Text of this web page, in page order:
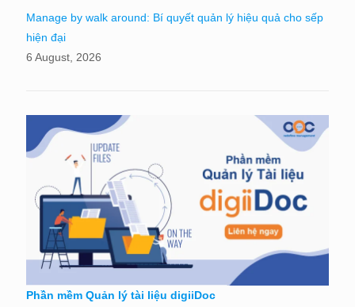
Manage by walk around: Bí quyết quản lý hiệu quả cho sếp
hiện đại
6 August, 2026
Phần mềm Quản lý tài liệu digiiDoc